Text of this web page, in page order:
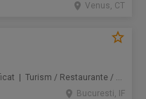
Venus, CT
Full time | Necalificat | Turism / Restaurante / Hoteluri
Bucuresti, IF